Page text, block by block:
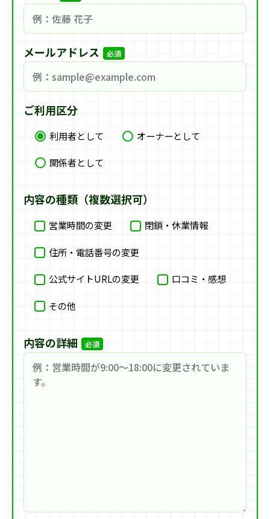
メールアドレス 必須
ご利用区分
利用者として
オーナーとして
関係者として
内容の種類（複数選択可）
営業時間の変更 閉鎖・休業情報
住所・電話番号の変更
公式サイトURLの変更 口コミ・感想
その他
内容の詳細 必須